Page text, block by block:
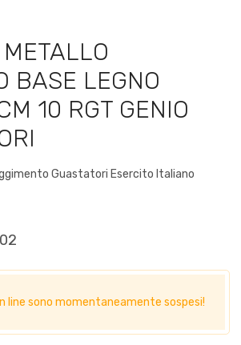
BASE LEGNO
10 RGT GENIO
Guastatori Esercito Italiano
line sono momentaneamente sospesi!